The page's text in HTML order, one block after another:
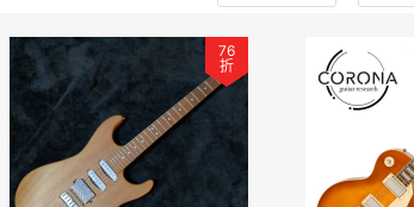
76
折